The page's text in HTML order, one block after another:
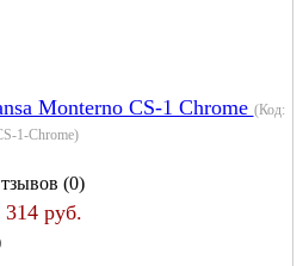
Monterno CS-1 Chrome (Код:
1-Chrome)
(0)
314 руб.